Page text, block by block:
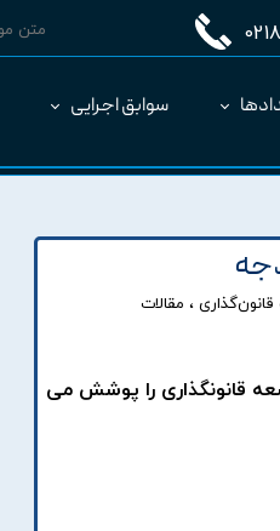
سوابق اجرایی
، مقالات
قانونگذاری را پوشش می